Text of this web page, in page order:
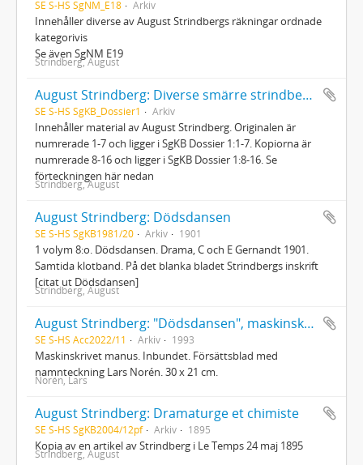
SE S-HS SgNM_E18 Arkiv
Innehåller diverse av August Strindbergs räkningar ordnade
kategorivis
Se även SgNM E19
Strindberg, August
August Strindberg: Diverse smärre strindbergsautografer
SE S-HS SgKB_Dossier1 Arkiv
Innehåller material av August Strindberg. Originalen är
numrerade 1-7 och ligger i SgKB Dossier 1:1-7. Kopiorna är
numrerade 8-16 och ligger i SgKB Dossier 1:8-16. Se
förteckningen här nedan
Strindberg, August
August Strindberg: Dödsdansen
SE S-HS SgKB1981/20 Arkiv 1901
1 volym 8:o. Dödsdansen. Drama, C och E Gernandt 1901.
Samtida klotband. På det blanka bladet Strindbergs inskrift
[citat ut Dödsdansen]
Strindberg, August
August Strindberg: "Dödsdansen", maskinskrivet manus för uppsättning regisserad av Lars Norén, Dramaten, 1993
SE S-HS Acc2022/11 Arkiv 1993
Maskinskrivet manus. Inbundet. Försättsblad med
namnteckning Lars Norén. 30 x 21 cm.
Norén, Lars
August Strindberg: Dramaturge et chimiste
SE S-HS SgKB2004/12pf Arkiv 1895
Kopia av en artikel av Strindberg i Le Temps 24 maj 1895
Strindberg, August